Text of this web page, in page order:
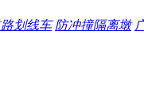
划线车 防冲撞隔离墩